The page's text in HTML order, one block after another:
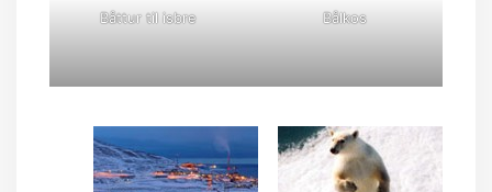
Båttur til isbre Bålkos